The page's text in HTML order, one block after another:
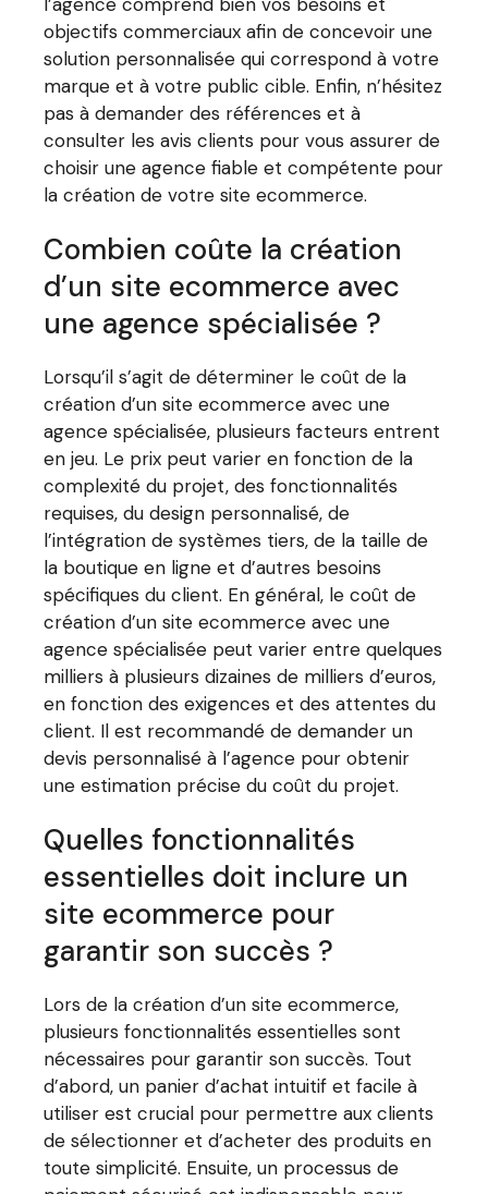
objectifs commerciaux afin de concevoir une
solution personnalisée qui correspond à votre
marque et à votre public cible. Enfin, n’hésitez
pas à demander des références et à
consulter les avis clients pour vous assurer de
choisir une agence fiable et compétente pour
la création de votre site ecommerce.
Combien coûte la création
d’un site ecommerce avec
une agence spécialisée ?
Lorsqu’il s’agit de déterminer le coût de la
création d’un site ecommerce avec une
agence spécialisée, plusieurs facteurs entrent
en jeu. Le prix peut varier en fonction de la
complexité du projet, des fonctionnalités
requises, du design personnalisé, de
l’intégration de systèmes tiers, de la taille de
la boutique en ligne et d’autres besoins
spécifiques du client. En général, le coût de
création d’un site ecommerce avec une
agence spécialisée peut varier entre quelques
milliers à plusieurs dizaines de milliers d’euros,
en fonction des exigences et des attentes du
client. Il est recommandé de demander un
devis personnalisé à l’agence pour obtenir
une estimation précise du coût du projet.
Quelles fonctionnalités
essentielles doit inclure un
site ecommerce pour
garantir son succès ?
Lors de la création d’un site ecommerce,
plusieurs fonctionnalités essentielles sont
nécessaires pour garantir son succès. Tout
d’abord, un panier d’achat intuitif et facile à
utiliser est crucial pour permettre aux clients
de sélectionner et d’acheter des produits en
toute simplicité. Ensuite, un processus de